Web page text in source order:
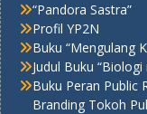
“Pandora Sastra”
Profil YP2N
Buku “Mengulang
Judul Buku
Buku Peran Public
Branding Tokoh